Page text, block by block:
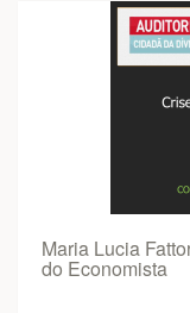
Maria Lucia
do Economista